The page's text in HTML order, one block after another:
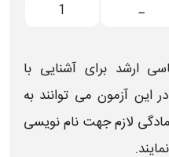
ـ 1
ارشد برای آشنایی با
این آزمون می توانند به
لازم جهت نام نویسی